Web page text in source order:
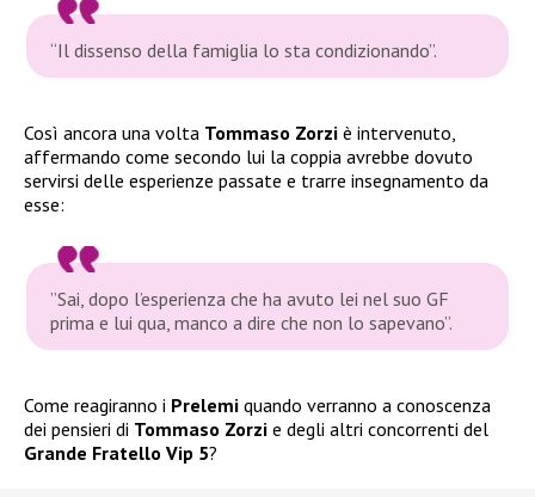
“Il dissenso della famiglia lo sta condizionando”.
Così ancora una volta Tommaso Zorzi è intervenuto,
affermando come secondo lui la coppia avrebbe dovuto
servirsi delle esperienze passate e trarre insegnamento da
esse:
”Sai, dopo l’esperienza che ha avuto lei nel suo GF
prima e lui qua, manco a dire che non lo sapevano”.
Come reagiranno i Prelemi quando verranno a conoscenza
dei pensieri di Tommaso Zorzi e degli altri concorrenti del
Grande Fratello Vip 5?